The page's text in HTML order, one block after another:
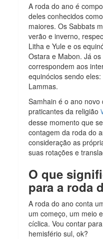
A roda do ano é
deles conhecidos
maiores. Os Sabbats
verão e inverno,
Litha e Yule e os
Ostara e Mabon. Já
correspondem aos
equinócios sendo
Lammas.
Samhain é o ano
praticantes da religião
desse momento que
contagem da roda do
consideração as
suas rotações e
O que
para a roda
A roda do ano conta
um começo, um meio
cíclica. Vou contar
hemisfério sul, ok?